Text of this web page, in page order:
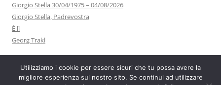
Giorgio Stella 30/04/1975 – 04/08/2026
Giorgio Stella, Padrevostra
È lì
Georg Trakl
Utilizziamo i cookie per essere sicuri che tu possa avere la
migliore esperienza sul nostro sito. Se continui ad utilizzare